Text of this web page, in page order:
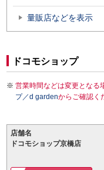
量販店などを表示
ドコモショップ
営業時間などは変更となる
プ／d gardenからご確認く
店舗名
ドコモショップ京橋店